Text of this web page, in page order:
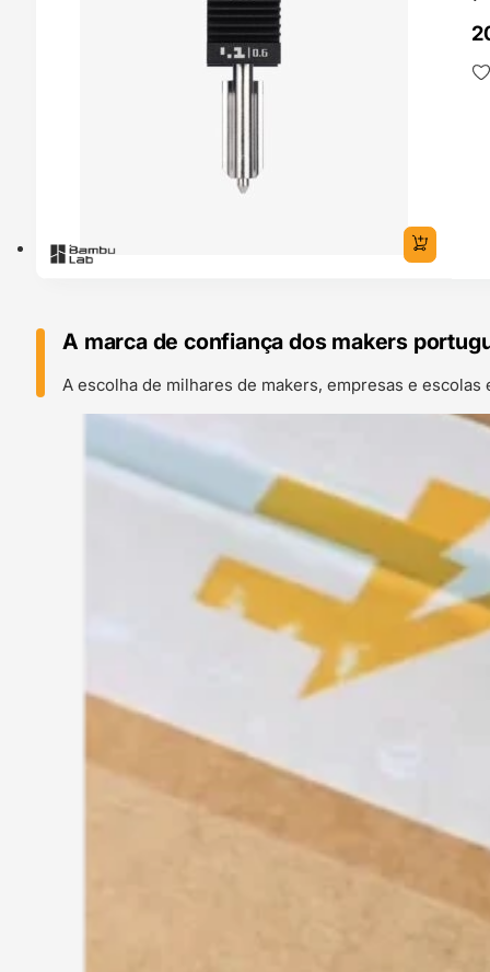
A marca de confiança dos makers
A escolha de milhares de makers, empresas e escolas